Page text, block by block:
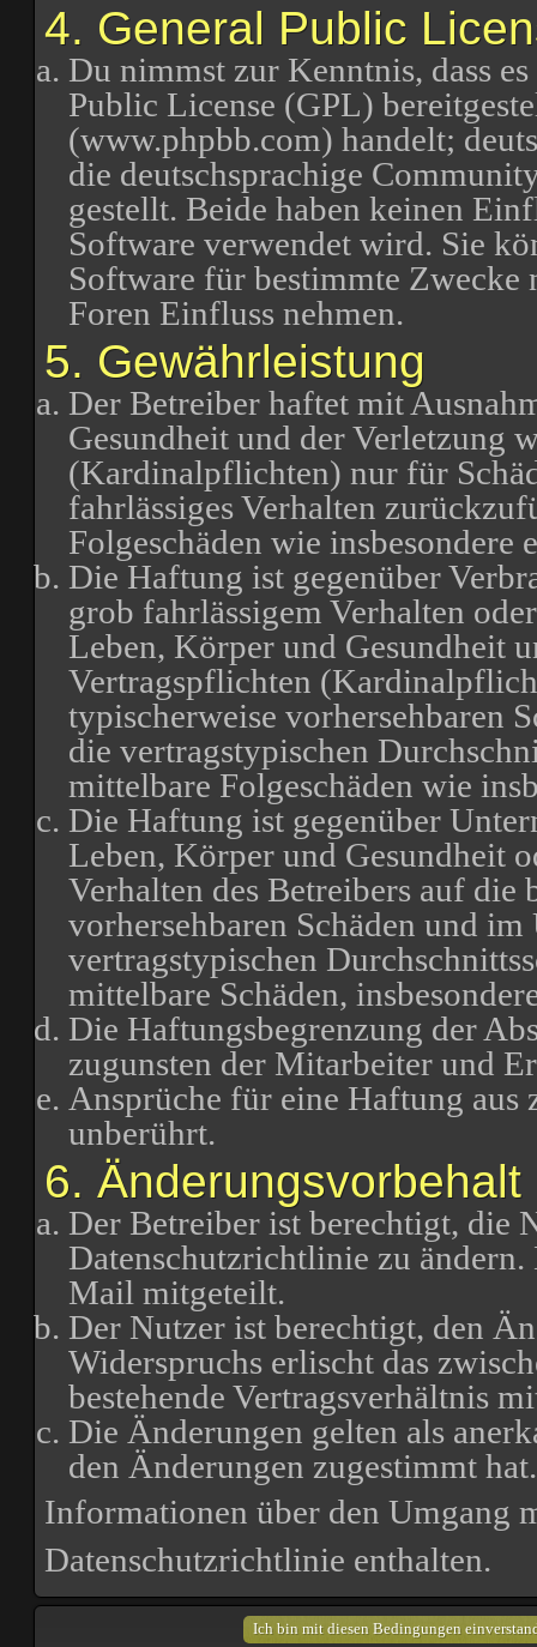
4. General Public
Du nimmst zur Kenntnis, dass
Public License (GPL)
(www.phpbb.com) handelt;
die deutschsprachige
gestellt. Beide haben keinen
Software verwendet wird. Sie
Software für bestimmte Zwecke
Foren Einfluss nehmen.
5. Gewährleistung
Der Betreiber haftet mit
Gesundheit und der Verletzung
(Kardinalpflichten) nur für
fahrlässiges Verhalten
Folgeschäden wie insbesondere
Die Haftung ist gegenüber
grob fahrlässigem Verhalten
Leben, Körper und Gesundheit
Vertragspflichten
typischerweise vorhersehbaren
die vertragstypischen
mittelbare Folgeschäden wie
Die Haftung ist gegenüber
Leben, Körper und Gesundheit
Verhalten des Betreibers auf die
vorhersehbaren Schäden und
vertragstypischen
mittelbare Schäden,
Die Haftungsbegrenzung der
zugunsten der Mitarbeiter und
Ansprüche für eine Haftung
unberührt.
6. Änderungsvorbehalt
Der Betreiber ist berechtigt, die
Datenschutzrichtlinie zu
Mail mitgeteilt.
Der Nutzer ist berechtigt, den
Widerspruchs erlischt das
bestehende Vertragsverhältnis
Die Änderungen gelten als
den Änderungen zugestimmt hat.
Informationen über den Umgang
Datenschutzrichtlinie enthalten.